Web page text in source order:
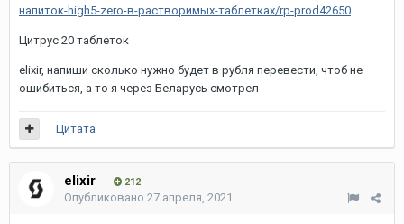
напиток-high5-zero-в-растворимых-таблетках/rp-prod42650
Цитрус 20 таблеток
elixir, напиши сколько нужно будет в рубля перевести, чтоб не
ошибиться, а то я через Беларусь смотрел
Цитата
elixir 212
Опубликовано 27 апреля, 2021